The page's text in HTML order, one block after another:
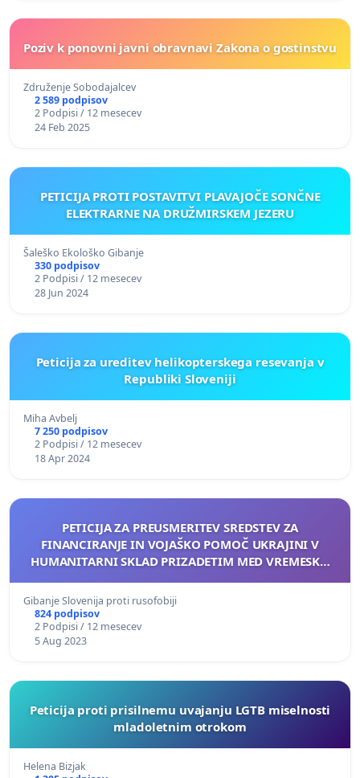
Poziv k ponovni javni obravnavi Zakona o gostinstvu
Združenje Sobodajalcev
2 589 podpisov
2 Podpisi / 12 mesecev
24 Feb 2025
PETICIJA PROTI POSTAVITVI PLAVAJOČE SONČNE
ELEKTRARNE NA DRUŽMIRSKEM JEZERU
Šaleško Ekološko Gibanje
330 podpisov
2 Podpisi / 12 mesecev
28 Jun 2024
Peticija za ureditev helikopterskega resevanja v
Republiki Sloveniji
Miha Avbelj
7 250 podpisov
2 Podpisi / 12 mesecev
18 Apr 2024
PETICIJA ZA PREUSMERITEV SREDSTEV ZA
FINANCIRANJE IN VOJAŠKO POMOČ UKRAJINI V
HUMANITARNI SKLAD PRIZADETIM MED VREMESKO
Gibanje Slovenija proti rusofobiji
824 podpisov
2 Podpisi / 12 mesecev
5 Aug 2023
Peticija proti prisilnemu uvajanju LGTB miselnosti
mladoletnim otrokom
Helena Bizjak